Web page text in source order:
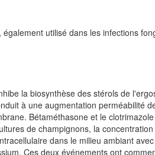
utilisé dans les infections
la biosynthèse des stérols de
à une augmentation perméabilité
Bétaméthasone et le
de champignons, la concentration
dans le milieu ambiant avec
Ces deux événements ont